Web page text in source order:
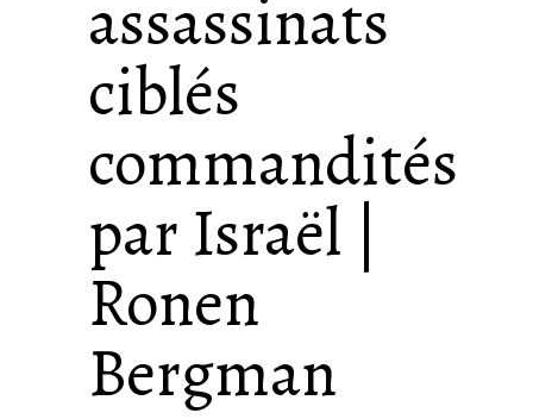
assassinats
ciblés
commandités
par Israël |
Ronen
Bergman